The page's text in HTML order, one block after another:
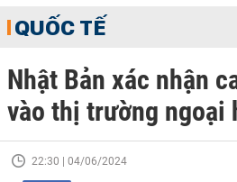
QUỐC TẾ
Nhật Bản xác nhận
vào thị trường ngoại
22:30 | 04/06/2024